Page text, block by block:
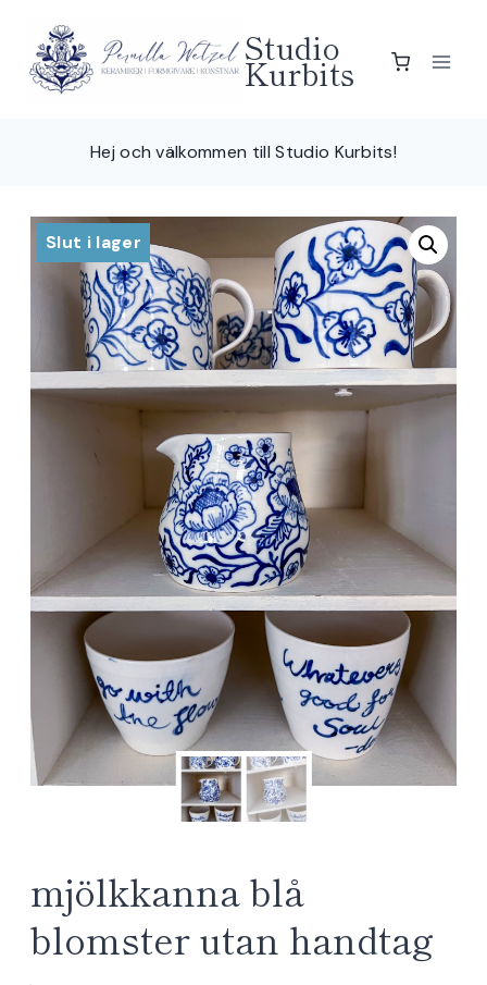
content
Studio
Kurbits
Hej och välkommen till Studio Kurbits!
Slut i lager
mjölkkanna blå
blomster utan handtag